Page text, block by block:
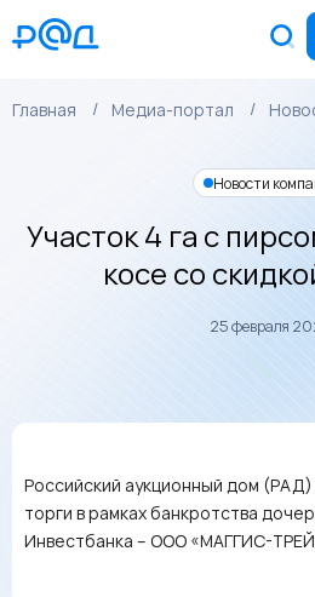
Главная Медиа-портал
Новости
Участок 4 га с
косе со
25 февраля
Российский аукционный дом
торги в рамках банкротства
Инвестбанка – ООО «МАГГИС-